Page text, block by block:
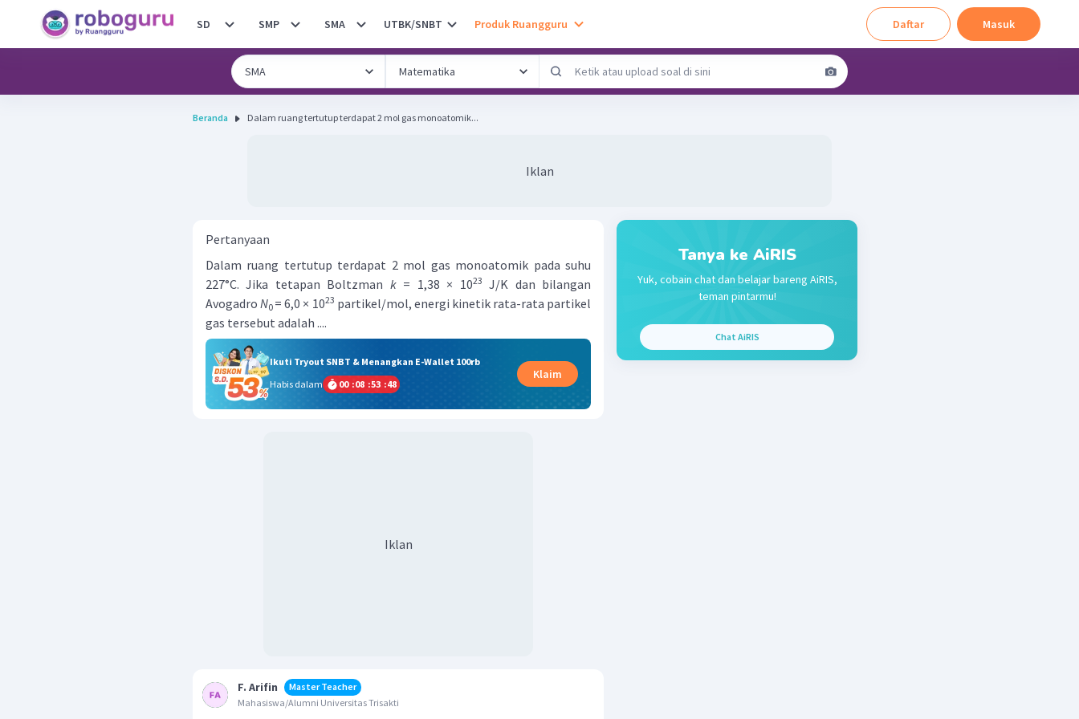
SD SMP SMA UTBK/SNBT Produk Ruangguru Daftar Masuk
Beranda Dalam ruang tertutup terdapat 2 mol gas monoatomik...
Iklan
Pertanyaan
Dalam ruang tertutup terdapat 2 mol gas monoatomik pada suhu
227°C. Jika tetapan Boltzman k= 1,38 × 1023 J/K dan bilangan
AvogadroN0 = 6,0 × 1023 partikel/mol, energi kinetik rata-rata partikel
gas tersebut adalah ....
Ikuti Tryout SNBT & Menangkan E-Wallet 100rb
Habis dalam
00 :08 :53 :47
Klaim
Iklan
F. Arifin
Master Teacher
Mahasiswa/Alumni Universitas Trisakti
Tanya ke AiRIS
Yuk, cobain chat dan belajar bareng AiRIS,
teman pintarmu!
Chat AiRIS